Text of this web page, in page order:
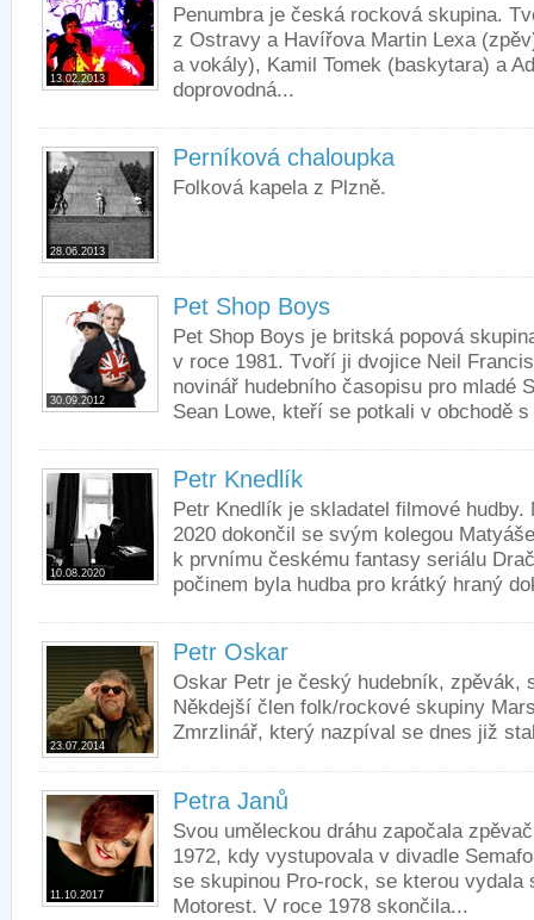
13.02.2013
Penumbra je česká rocková skupina.
z Ostravy a Havířova Martin Lexa
a vokály), Kamil Tomek (baskytara) a
doprovodná...
28.06.2013
Perníková chaloupka
Folková kapela z Plzně.
30.09.2012
Pet Shop Boys
Pet Shop Boys je britská popová
v roce 1981. Tvoří ji dvojice Neil
novinář hudebního časopisu pro mladé
Sean Lowe, kteří se potkali v obchodě
10.08.2020
Petr Knedlík
Petr Knedlík je skladatel filmové hudby.
2020 dokončil se svým kolegou
k prvnímu českému fantasy seriálu
počinem byla hudba pro krátký hraný
23.07.2014
Petr Oskar
Oskar Petr je český hudebník, zpěvák,
Někdejší člen folk/rockové skupiny
Zmrzlinář, který nazpíval se dnes již
11.10.2017
Petra Janů
Svou uměleckou dráhu započala
1972, kdy vystupovala v divadle
se skupinou Pro-rock, se kterou vydala
Motorest. V roce 1978 skončila...